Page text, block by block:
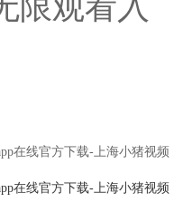
限观看入